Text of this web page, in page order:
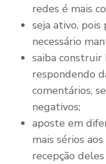
redes é mais
seja ativo, pois
necessário
saiba construir
respondendo
comentários,
negativos;
aposte em
mais sérios
recepção